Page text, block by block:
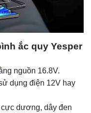
ắc quy Yesper
nguồn 16.8V.
dụng điện 12V hay
dương, dây đen